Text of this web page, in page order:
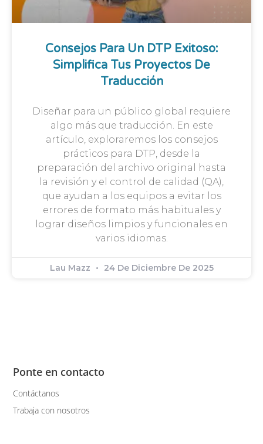
Consejos Para Un DTP Exitoso:
Simplifica Tus Proyectos De
Traducción
Diseñar para un público global requiere
algo más que traducción. En este
artículo, exploraremos los consejos
prácticos para DTP, desde la
preparación del archivo original hasta
la revisión y el control de calidad (QA),
que ayudan a los equipos a evitar los
errores de formato más habituales y
lograr diseños limpios y funcionales en
varios idiomas.
Lau Mazz 24 De Diciembre De 2025
Ponte en contacto
Contáctanos
Trabaja con nosotros